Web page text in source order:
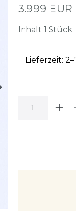
3.999 EUR
Inhalt 1 Stück
Lieferzeit: